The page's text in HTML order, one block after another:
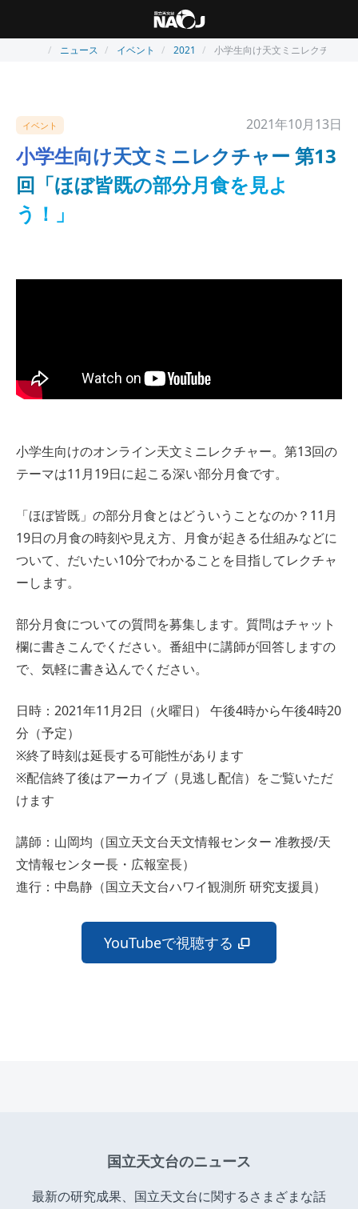
ニュース イベント 2021 小学生向け天文ミニレクチャー
イベント 2021年10月13日
小学生向け天文ミニレクチャー 第13
回「ほぼ皆既の部分月食を見よ
う！」
小学生向けのオンライン天文ミニレクチャー。第13回の
テーマは11月19日に起こる深い部分月食です。
「ほぼ皆既」の部分月食とはどういうことなのか？11月
19日の月食の時刻や見え方、月食が起きる仕組みなどに
ついて、だいたい10分でわかることを目指してレクチャ
ーします。
部分月食についての質問を募集します。質問はチャット
欄に書きこんでください。番組中に講師が回答しますの
で、気軽に書き込んでください。
日時：2021年11月2日（火曜日） 午後4時から午後4時20
分（予定）
※終了時刻は延長する可能性があります
※配信終了後はアーカイブ（見逃し配信）をご覧いただ
けます
講師：山岡均（国立天文台天文情報センター 准教授/天
文情報センター長・広報室長）
進行：中島静（国立天文台ハワイ観測所 研究支援員）
YouTubeで視聴する
国立天文台のニュース
最新の研究成果、国立天文台に関するさまざまな話